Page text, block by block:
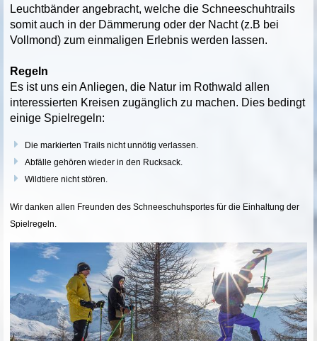
Leuchtbänder angebracht, welche die Schneeschuhtrails
somit auch in der Dämmerung oder der Nacht (z.B bei
Vollmond) zum einmaligen Erlebnis werden lassen.
Regeln
Es ist uns ein Anliegen, die Natur im Rothwald allen
interessierten Kreisen zugänglich zu machen. Dies bedingt
einige Spielregeln:
Die markierten Trails nicht unnötig verlassen.
Abfälle gehören wieder in den Rucksack.
Wildtiere nicht stören.
Wir danken allen Freunden des Schneeschuhsportes für die Einhaltung der
Spielregeln.